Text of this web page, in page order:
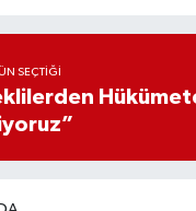
SEÇTIĞI